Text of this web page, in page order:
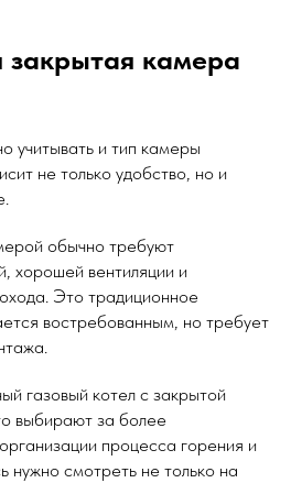
камера
учитывать и тип камеры
не только удобство, но и
обычно требуют
хорошей вентиляции и
Это традиционное
востребованным, но требует
газовый котел с закрытой
выбирают за более
процесса горения и
нужно смотреть не только на